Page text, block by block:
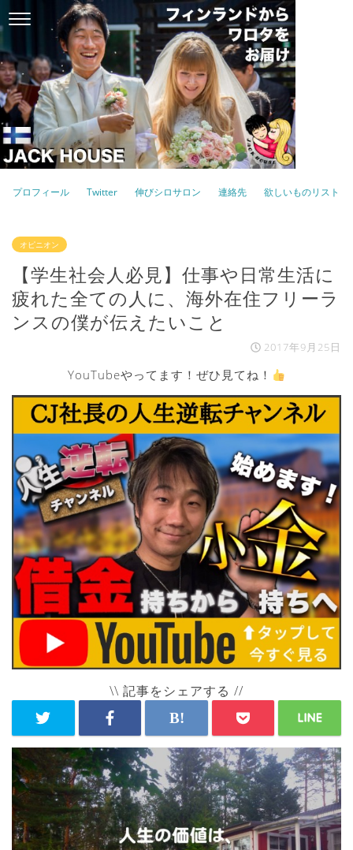
プロフィール Twitter 伸びシロサロン 連絡先 欲しいものリスト
オピニオン
【学生社会人必見】仕事や日常生活に
疲れた全ての人に、海外在住フリーラ
ンスの僕が伝えたいこと
2017年9月25日
YouTubeやってます！ぜひ見てね！
\\ 記事をシェアする //